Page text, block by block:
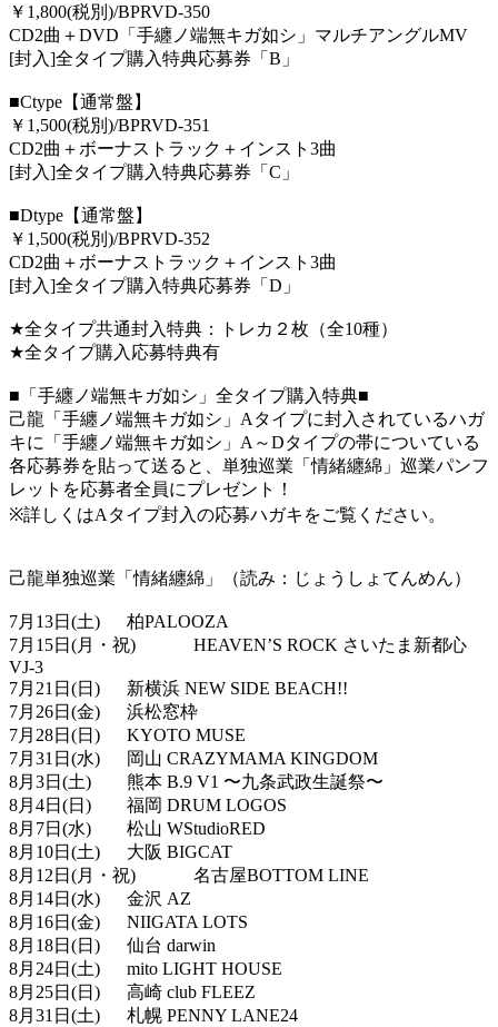
￥ 1,800(税別 )/BPRVD-350
CD2曲＋DVD 「手纏ノ端無キガ如シ」マルチアングルMV
[封入]全タイプ購入特典応募券「 B 」
■Ctype 【通常盤】
￥ 1,500(税別 )/BPRVD-351
CD2曲＋ボーナストラック＋インスト 3曲
[封入]全タイプ購入特典応募券「 C 」
■Dtype 【通常盤】
￥ 1,500(税別 )/BPRVD-352
CD2曲＋ボーナストラック＋インスト 3曲
[封入]全タイプ購入特典応募券「 D 」
★全タイプ共通封入特典：トレカ２枚（全10種）
★全タイプ購入応募特典有
■ 「手纏ノ端無キガ如シ」全タイプ購入特典■
己龍「手纏ノ端無キガ如シ」 A タイプに封入されているハガ
キに「手纏ノ端無キガ如シ」 A ～Dタイプの帯についている
各応募券を貼って送ると、単独巡業「情緒纏綿」巡業パンフ
レットを応募者全員にプレゼント！
※詳しくはA タイプ封入の応募ハガキをご覧ください。
己龍単独巡業「情緒纏綿」（読み： じょうしょてんめん）
7月 13日 (土) 柏PALOOZA
7月 15日 (月・祝) HEAVEN’S ROCK さいたま新都心
VJ-3
7月 21 日 (日 ) 新横浜 NEW SIDE BEACH!!
7月 26日 (金)
浜松窓枠
7月 28日 (日 )
KYOTO MUSE
7月 31 日 (水) 岡山 CRAZYMAMA KINGDOM
8月 3日 (土) 熊本 B.9 V1 〜九条武政生誕祭〜
8月 4日 (日 ) 福岡 DRUM LOGOS
8月 7日 (水) 松山 WStudioRED
8月 10日 (土) 大阪 BIGCAT
8月 12 日 (月・祝) 名古屋BOTTOM LINE
8月 14日 (水) 金沢 AZ
8月 16日 (金)
NIIGATA LOTS
8月 18日 (日 ) 仙台 darwin
8月 24日 (土)
mito LIGHT HOUSE
8月 25日 (日 ) 高崎 club FLEEZ
8月 31 日 (土) 札幌 PENNY LANE24